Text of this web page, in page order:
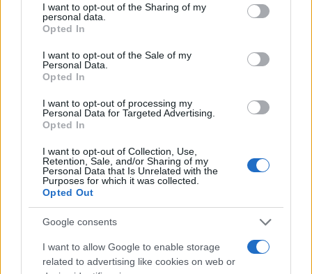
not limited to your visit or usage behaviour. You may click to
grant or deny consent to Google and its third-party tags to
use your data for below specified purposes in below Google
consent section.
I want to opt-out of the Sharing of my
personal data.
Opted In
I want to opt-out of the Sale of my
Personal Data.
Opted In
I want to opt-out of processing my
Personal Data for Targeted Advertising.
Opted In
I want to opt-out of Collection, Use,
Retention, Sale, and/or Sharing of my
Personal Data that Is Unrelated with the
Purposes for which it was collected.
Opted Out
Google consents
I want to allow Google to enable storage
related to advertising like cookies on web or
Continua a leggere
LIFESTYLE